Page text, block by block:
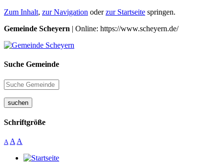
Zum Inhalt, zur Navigation oderzur Startseite springen.
Gemeinde Scheyern | Online: https://www.scheyern.de/
Suche Gemeinde
suchen
Schriftgröße
A A A